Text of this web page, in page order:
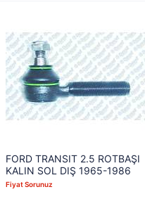
FORD TRANSIT 2.5 ROTBAŞI
KALIN SOL DIŞ 1965-1986
Fiyat Sorunuz